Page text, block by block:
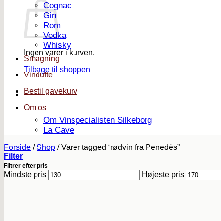
Ingen varer i kurven.
Tilbage til shoppen
Cognac
Gin
Rom
Vodka
Whisky
Smagning
Vindufte
Bestil gavekurv
Om os
Om Vinspecialisten Silkeborg
La Cave
Forside / Shop /Varer tagged “rødvin fra Penedès”
Filter
Filtrer efter pris
Mindste pris Højeste pris